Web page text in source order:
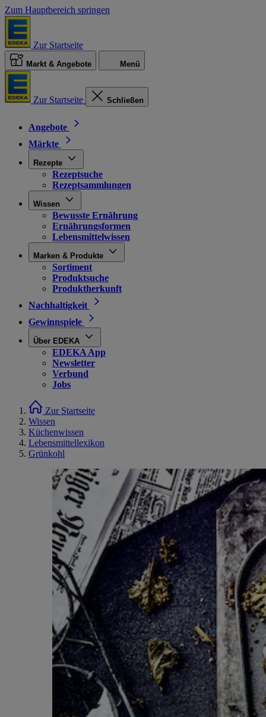
Zum Hauptbereich springen
Zur Startseite
Markt & Angebote Menü
Zur Startseite Schließen
Angebote
Märkte
Rezepte
Rezeptsuche
Rezeptsammlungen
Wissen
Bewusste Ernährung
Ernährungsformen
Lebensmittelwissen
Marken & Produkte
Sortiment
Produktsuche
Produktherkunft
Nachhaltigkeit
Gewinnspiele
Über EDEKA
EDEKA App
Newsletter
Verbund
Jobs
Zur Startseite
Wissen
Küchenwissen
Lebensmittellexikon
Grünkohl